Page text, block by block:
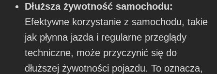
Dłuższa żywotność samochodu:
Efektywne korzystanie z samochodu, takie
jak płynna jazda i regularne przeglądy
techniczne, może przyczynić się do
dłuższej żywotności pojazdu. To oznacza,